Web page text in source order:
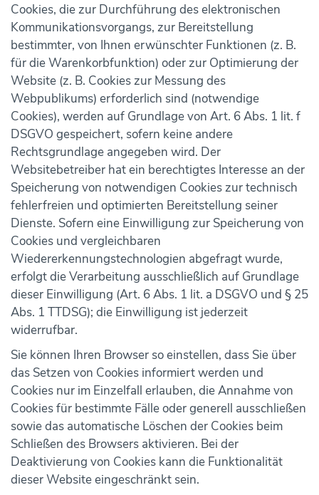
Cookies, die zur Durchführung des elektronischen
Kommunikationsvorgangs, zur Bereitstellung
bestimmter, von Ihnen erwünschter Funktionen (z. B.
für die Warenkorbfunktion) oder zur Optimierung der
Website (z. B. Cookies zur Messung des
Webpublikums) erforderlich sind (notwendige
Cookies), werden auf Grundlage von Art. 6 Abs. 1 lit. f
DSGVO gespeichert, sofern keine andere
Rechtsgrundlage angegeben wird. Der
Websitebetreiber hat ein berechtigtes Interesse an der
Speicherung von notwendigen Cookies zur technisch
fehlerfreien und optimierten Bereitstellung seiner
Dienste. Sofern eine Einwilligung zur Speicherung von
Cookies und vergleichbaren
Wiedererkennungstechnologien abgefragt wurde,
erfolgt die Verarbeitung ausschließlich auf Grundlage
dieser Einwilligung (Art. 6 Abs. 1 lit. a DSGVO und § 25
Abs. 1 TTDSG); die Einwilligung ist jederzeit
widerrufbar.
Sie können Ihren Browser so einstellen, dass Sie über
das Setzen von Cookies informiert werden und
Cookies nur im Einzelfall erlauben, die Annahme von
Cookies für bestimmte Fälle oder generell ausschließen
sowie das automatische Löschen der Cookies beim
Schließen des Browsers aktivieren. Bei der
Deaktivierung von Cookies kann die Funktionalität
dieser Website eingeschränkt sein.